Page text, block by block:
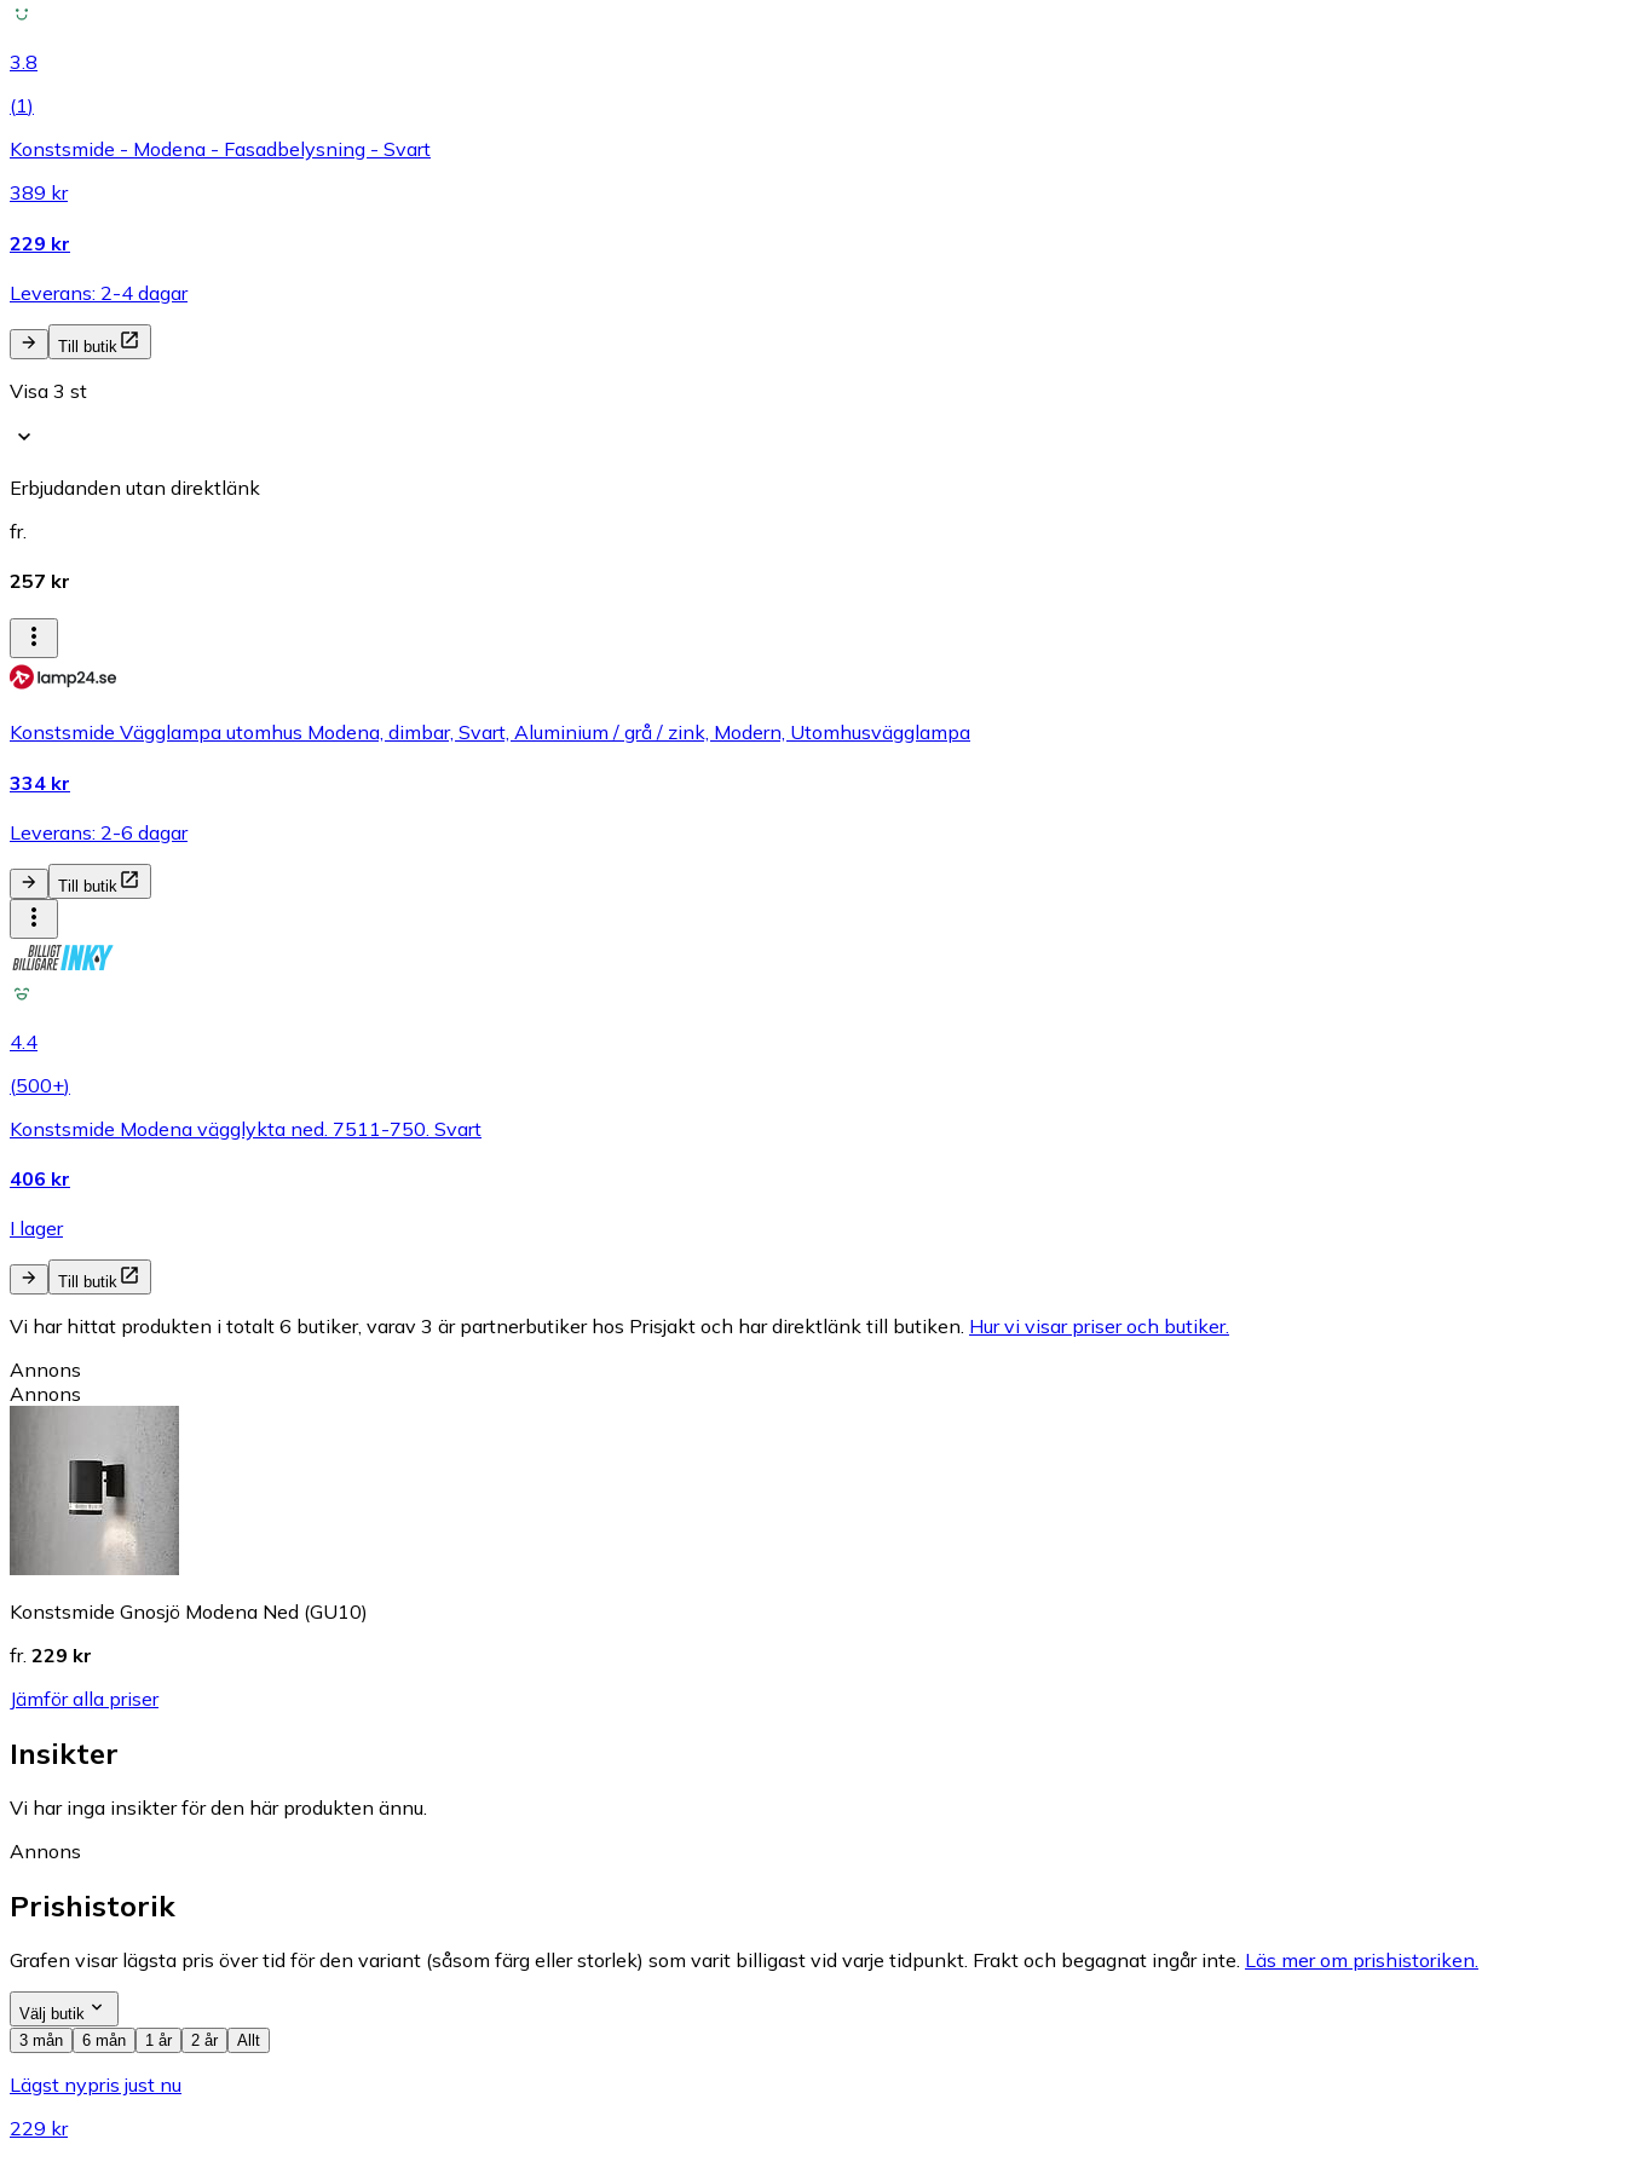
3.8
(1)
Konstsmide - Modena - Fasadbelysning - Svart
389 kr
229 kr
Leverans: 2-4 dagar
Till butik
Visa 3 st
Erbjudanden utan direktlänk
fr.
257 kr
Konstsmide Vägglampa utomhus Modena, dimbar, Svart, Aluminium / grå / zink, Modern, Utomhusvägglampa
334 kr
Leverans: 2-6 dagar
Till butik
4.4
(500+)
Konstsmide Modena vägglykta ned. 7511-750. Svart
406 kr
I lager
Till butik
Vi har hittat produkten i totalt 6 butiker, varav 3 är partnerbutiker hos Prisjakt och har direktlänk till butiken. Hur vi visar priser och butiker.
Annons
Annons
Konstsmide Gnosjö Modena Ned (GU10)
fr. 229 kr
Jämför alla priser
Insikter
Vi har inga insikter för den här produkten ännu.
Annons
Prishistorik
Grafen visar lägsta pris över tid för den variant (såsom färg eller storlek) som varit billigast vid varje tidpunkt. Frakt och begagnat ingår inte. Läs mer om prishistoriken.
Välj butik
3 mån
6 mån 1 år 2 år Allt
Lägst nypris just nu
229 kr